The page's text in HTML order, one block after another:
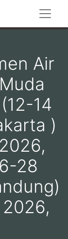
Air
14
)
28